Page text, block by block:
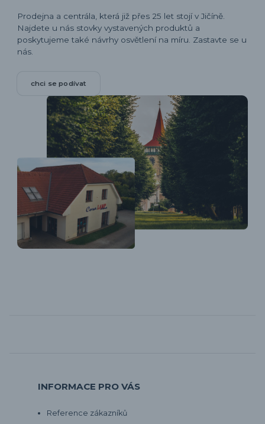
Prodejna a centrála, která již přes 25 let stojí v Jičíně.
Najdete u nás stovky vystavených produktů a
poskytujeme také návrhy osvětlení na míru. Zastavte se u
nás.
chci se podívat
INFORMACE PRO VÁS
Reference zákazníků